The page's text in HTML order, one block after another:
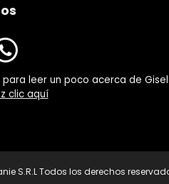
leer un poco acerca de
clic aquí
S.R.L Todos los derechos